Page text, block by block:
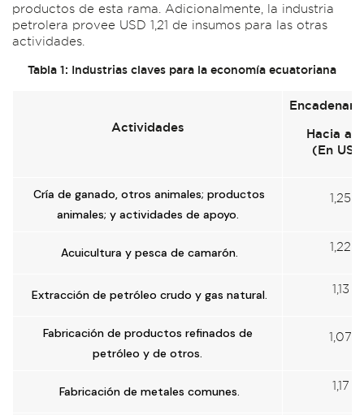
productos de esta rama. Adicionalmente, la industria
petrolera provee USD 1,21 de insumos para las otras
actividades.
Tabla 1: Industrias claves para la economía ecuatoriana
Actividades
Hacia
(En
Cría de ganado, otros animales; productos
animales; y actividades de apoyo.
1,25
Acuicultura y pesca de camarón. 1,22
Extracción de petróleo crudo y gas natural. 1,13
Fabricación de productos refinados de
petróleo y de otros.
1,07
Fabricación de metales comunes. 1,17